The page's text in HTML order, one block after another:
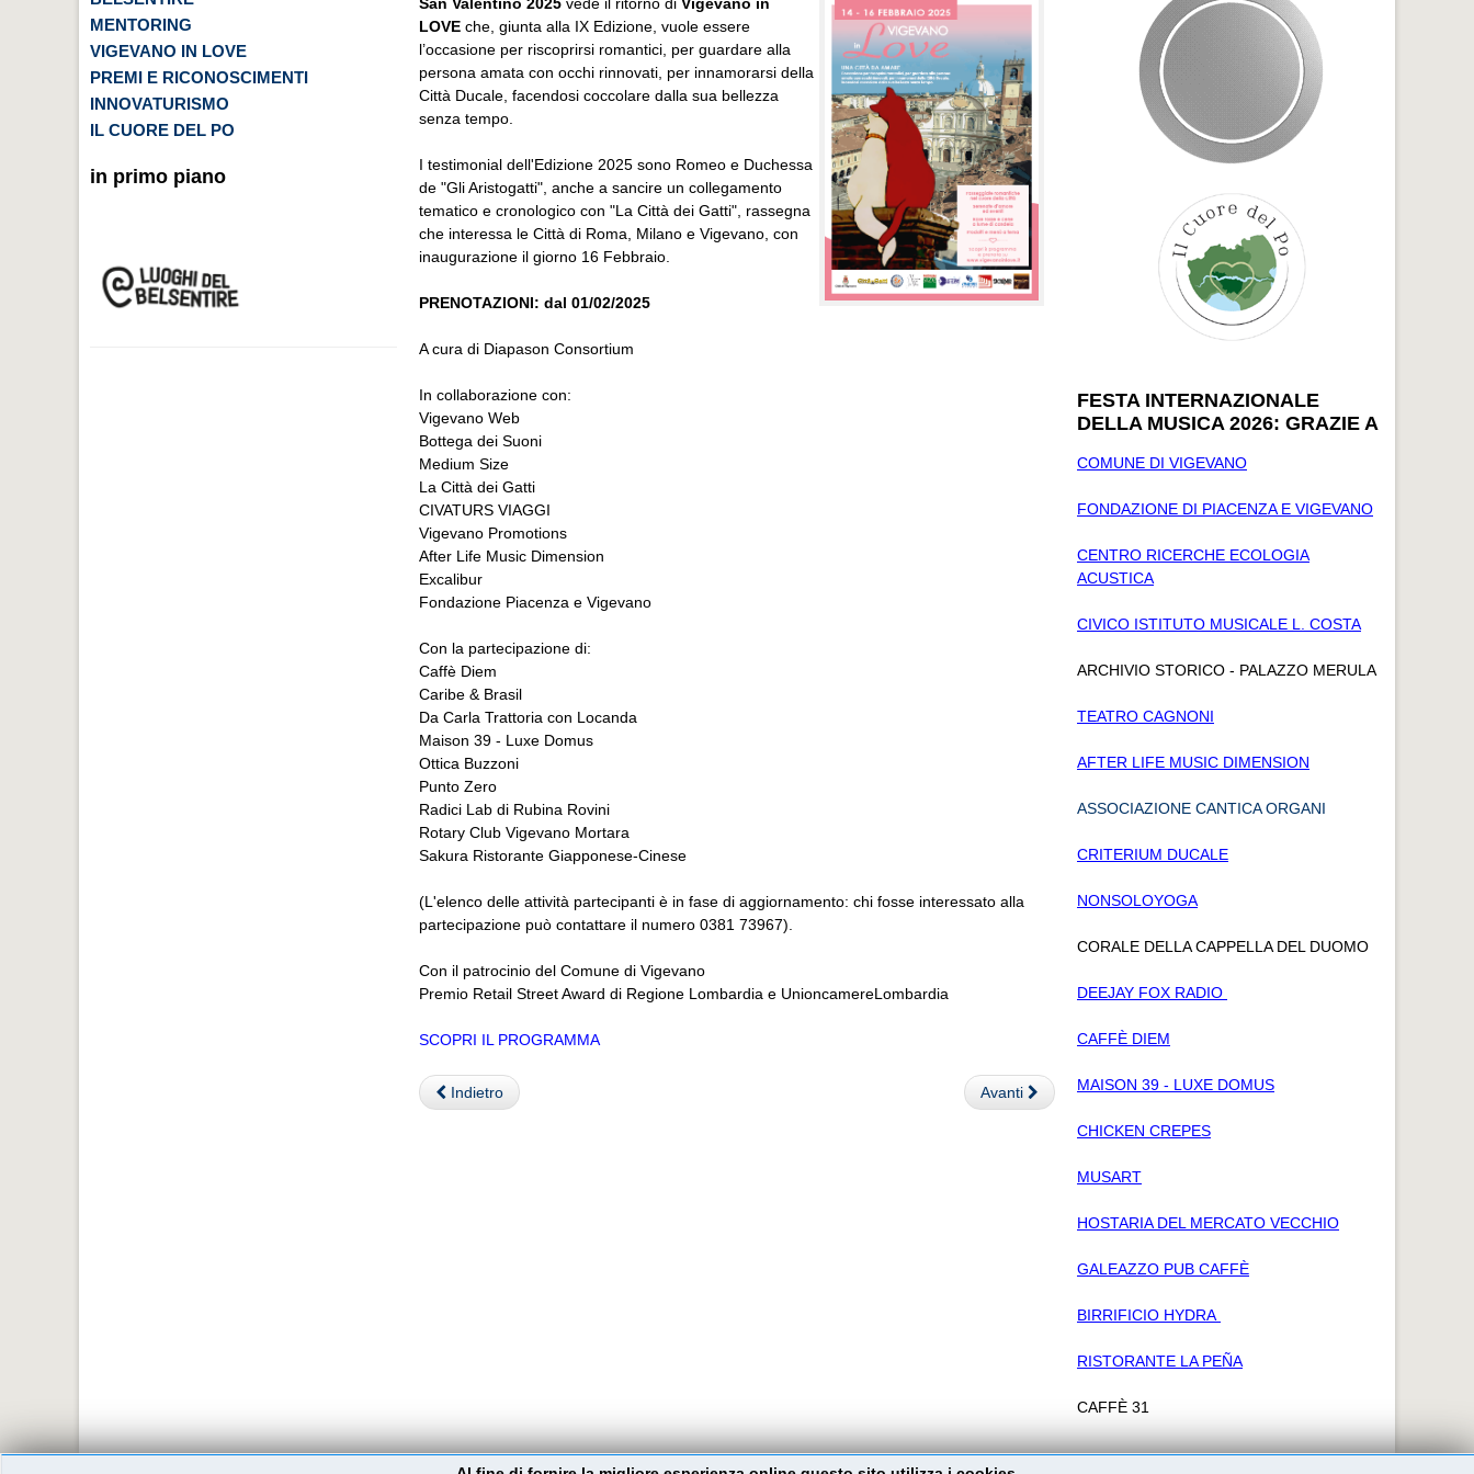
MENTORING
VIGEVANO IN LOVE
PREMI E RICONOSCIMENTI
INNOVATURISMO
IL CUORE DEL PO
in primo piano
LOVE che, giunta alla IX Edizione, vuole essere
l’occasione per riscoprirsi romantici, per guardare alla
persona amata con occhi rinnovati, per innamorarsi della
Città Ducale, facendosi coccolare dalla sua bellezza
senza tempo.
I testimonial dell'Edizione 2025 sono Romeo e Duchessa
de "Gli Aristogatti", anche a sancire un collegamento
tematico e cronologico con "La Città dei Gatti", rassegna
che interessa le Città di Roma, Milano e Vigevano, con
inaugurazione il giorno 16 Febbraio.
PRENOTAZIONI: dal 01/02/2025
A cura di Diapason Consortium
In collaborazione con:
Vigevano Web
Bottega dei Suoni
Medium Size
La Città dei Gatti
CIVATURS VIAGGI
Vigevano Promotions
After Life Music Dimension
Excalibur
Fondazione Piacenza e Vigevano
Con la partecipazione di:
Caffè Diem
Caribe & Brasil
Da Carla Trattoria con Locanda
Maison 39 - Luxe Domus
Ottica Buzzoni
Punto Zero
Radici Lab di Rubina Rovini
Rotary Club Vigevano Mortara
Sakura Ristorante Giapponese-Cinese
(L'elenco delle attività partecipanti è in fase di aggiornamento: chi fosse interessato alla
partecipazione può contattare il numero 0381 73967).
Con il patrocinio del Comune di Vigevano
Premio Retail Street Award di Regione Lombardia e UnioncamereLombardia
SCOPRI IL PROGRAMMA
Indietro Avanti
FESTA INTERNAZIONALE
DELLA MUSICA 2026: GRAZIE A
COMUNE DI VIGEVANO
FONDAZIONE DI PIACENZA E VIGEVANO
CENTRO RICERCHE ECOLOGIA
ACUSTICA
CIVICO ISTITUTO MUSICALE L. COSTA
ARCHIVIO STORICO - PALAZZO MERULA
TEATRO CAGNONI
AFTER LIFE MUSIC DIMENSION
ASSOCIAZIONE CANTICA ORGANI
CRITERIUM DUCALE
NONSOLOYOGA
CORALE DELLA CAPPELLA DEL DUOMO
DEEJAY FOX RADIO
CAFFÈ DIEM
MAISON 39 - LUXE DOMUS
CHICKEN CREPES
MUSART
HOSTARIA DEL MERCATO VECCHIO
GALEAZZO PUB CAFFÈ
BIRRIFICIO HYDRA
RISTORANTE LA PEÑA
CAFFÈ 31